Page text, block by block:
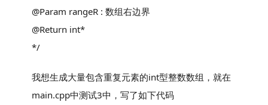
@Param rangeR : 数组右边界
@Return int*
*/
我想生成大量包含重复元素的int型整数数组，就在
main.cpp中测试3中，写了如下代码